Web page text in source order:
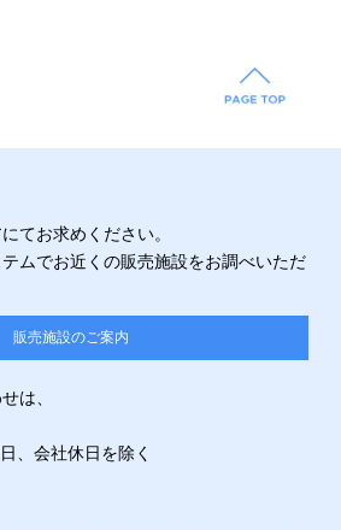
てお求めください。
ムでお近くの販売施設をお調べいただ
販売施設のご案内
は、
、会社休日を除く